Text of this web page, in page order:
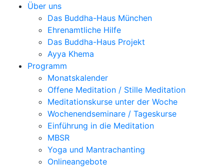
Über uns
Das Buddha-Haus München
Ehrenamtliche Hilfe
Das Buddha-Haus Projekt
Ayya Khema
Programm
Monatskalender
Offene Meditation / Stille Meditation
Meditationskurse unter der Woche
Wochenendseminare / Tageskurse
Einführung in die Meditation
MBSR
Yoga und Mantrachanting
Onlineangebote